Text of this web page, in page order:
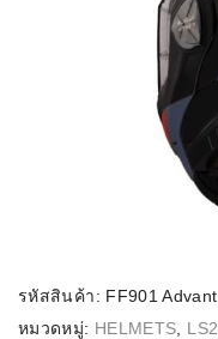
รหัสสินค้า: FF901
หมวดหมู่: HELMETS